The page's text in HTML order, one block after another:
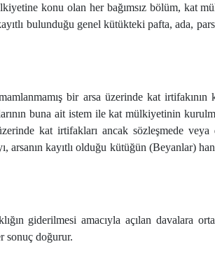
konu olan her bağımsız bölüm, kat
bulunduğu genel kütükteki pafta, ada,
bir arsa üzerinde kat irtifakının
buna ait istem ile kat mülkiyetinin
kat irtifakları ancak sözleşmede veya
arsanın kayıtlı olduğu kütüğün (Beyanlar)
giderilmesi amacıyla açılan davalara
sonuç doğurur.